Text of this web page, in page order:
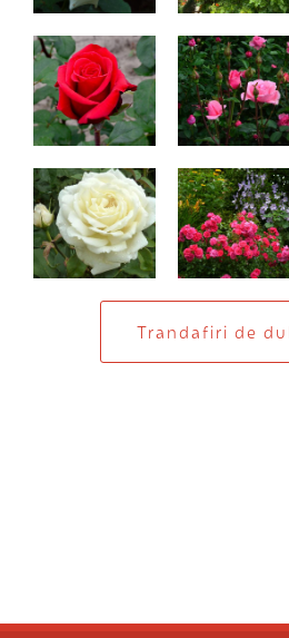
Red Berlin Queen
Jeanne Moreau Heidetraum
Trandafiri de